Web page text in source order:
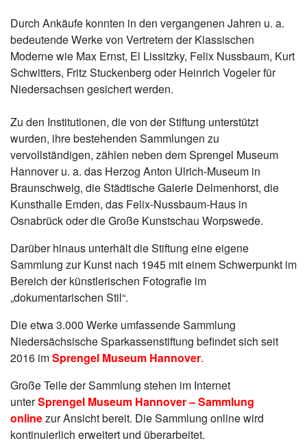
Durch Ankäufe konnten in den vergangenen Jahren u. a.
bedeutende Werke von Vertretern der Klassischen
Moderne wie Max Ernst, El Lissitzky, Felix Nussbaum, Kurt
Schwitters, Fritz Stuckenberg oder Heinrich Vogeler für
Niedersachsen gesichert werden.
Zu den Institutionen, die von der Stiftung unterstützt
wurden, ihre bestehenden Sammlungen zu
vervollständigen, zählen neben dem Sprengel Museum
Hannover u. a. das Herzog Anton Ulrich-Museum in
Braunschweig, die Städtische Galerie Delmenhorst, die
Kunsthalle Emden, das Felix-Nussbaum-Haus in
Osnabrück oder die Große Kunstschau Worpswede.
Darüber hinaus unterhält die Stiftung eine eigene
Sammlung zur Kunst nach 1945 mit einem Schwerpunkt im
Bereich der künstlerischen Fotografie im
„dokumentarischen Stil“.
Die etwa 3.000 Werke umfassende Sammlung
Niedersächsische Sparkassenstiftung befindet sich seit
2016 imSprengel Museum Hannover.
Große Teile der Sammlung stehen im Internet
unterSprengel Museum Hannover – Sammlung
onlinezur Ansicht bereit. Die Sammlung online wird
kontinuierlich erweitert und überarbeitet.